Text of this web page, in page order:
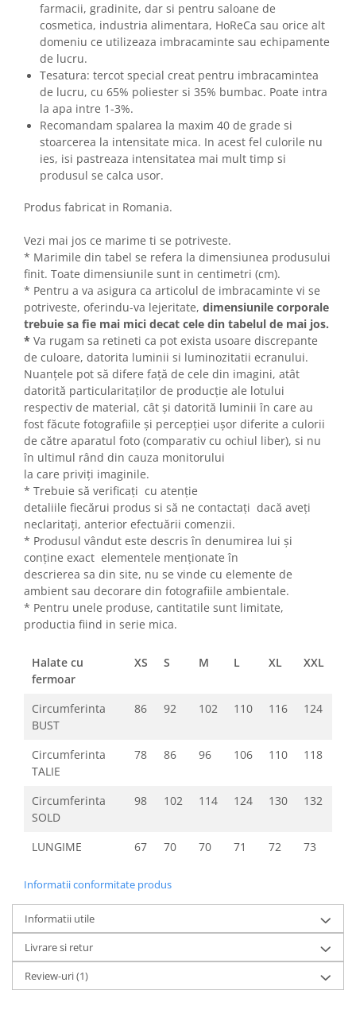
farmacii, gradinite, dar si pentru saloane de
cosmetica, industria alimentara, HoReCa sau orice alt
domeniu ce utilizeaza imbracaminte sau echipamente
de lucru.
Tesatura: tercot special creat pentru imbracamintea
de lucru, cu 65% poliester si 35% bumbac. Poate intra
la apa intre 1-3%.
Recomandam spalarea la maxim 40 de grade si
stoarcerea la intensitate mica. In acest fel culorile nu
ies, isi pastreaza intensitatea mai mult timp si
produsul se calca usor.
Produs fabricat in Romania.
Vezi mai jos ce marime ti se potriveste.
* Marimile din tabel se refera la dimensiunea produsului
finit. Toate dimensiunile sunt in centimetri (cm).
* Pentru a va asigura ca articolul de imbracaminte vi se
potriveste, oferindu-va lejeritate, dimensiunile corporale
trebuie sa fie mai mici decat cele din tabelul de mai jos.
* Va rugam sa retineti ca pot exista usoare discrepante
de culoare, datorita luminii si luminozitatii ecranului.
Nuanțele pot să difere față de cele din imagini, atât
datorită particularitaților de producție ale lotului
respectiv de material, cât și datorită luminii în care au
fost făcute fotografiile și percepției ușor diferite a culorii
de către aparatul foto (comparativ cu ochiul liber), si nu
în ultimul rând din cauza monitorului
la care priviți imaginile.
* Trebuie să verificați cu atenție
detaliile fiecărui produs si să ne contactați dacă aveți
neclaritați, anterior efectuării comenzii.
* Produsul vândut este descris în denumirea lui și
conține exact elementele menționate în
descrierea sa din site, nu se vinde cu elemente de
ambient sau decorare din fotografiile ambientale.
* Pentru unele produse, cantitatile sunt limitate,
productia fiind in serie mica.
Halate cu
fermoar
XS S M L XL XXL
Circumferinta
BUST
86 92 102 110 116 124
Circumferinta
TALIE
78 86 96 106 110 118
Circumferinta
SOLD
98 102 114 124 130 132
LUNGIME 67 70 70 71 72 73
Informatii conformitate produs
Informatii utile
Livrare si retur
Review-uri(1)